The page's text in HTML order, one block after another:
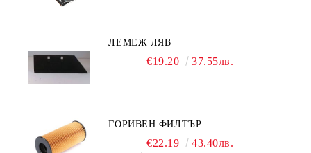
ЛЕМЕЖ ЛЯВ
€19.20 37.55лв.
ГОРИВЕН ФИЛТЪР
€22.19 43.40лв.